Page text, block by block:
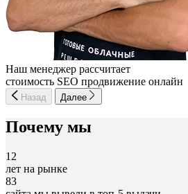
Наш менеджер рассчитает
стоимость SEO продвижение онлайн
Назад Далее
Почему мы
12
лет на рынке
83